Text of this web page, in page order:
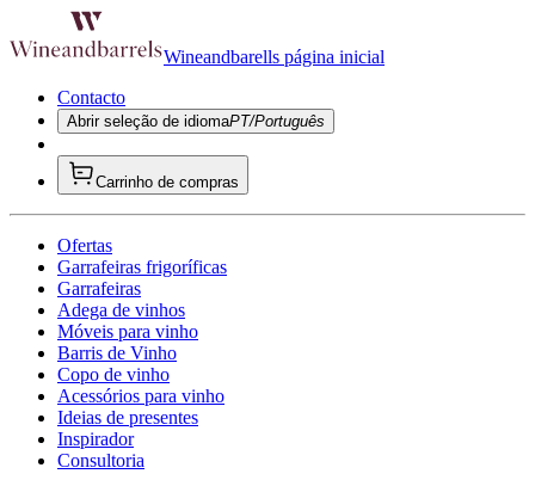
Wineandbarells página inicial
Contacto
Abrir seleção de idiomaPT/Português
Carrinho de compras
Ofertas
Garrafeiras frigoríficas
Garrafeiras
Adega de vinhos
Móveis para vinho
Barris de Vinho
Copo de vinho
Acessórios para vinho
Ideias de presentes
Inspirador
Consultoria